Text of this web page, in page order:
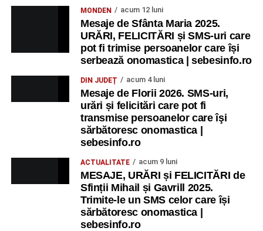
MONDEN acum 12 luni
Mesaje de Sfânta Maria 2025.
URĂRI, FELICITĂRI și SMS-uri care
pot fi trimise persoanelor care își
serbează onomastica | sebesinfo.ro
DIN JUDEȚ acum 4 luni
Mesaje de Florii 2026. SMS-uri,
urări și felicitări care pot fi
transmise persoanelor care îşi
sărbătoresc onomastica |
sebesinfo.ro
ACTUALITATE acum 9 luni
MESAJE, URĂRI și FELICITĂRI de
Sfinții Mihail și Gavrill 2025.
Trimite-le un SMS celor care își
sărbătoresc onomastica |
sebesinfo.ro